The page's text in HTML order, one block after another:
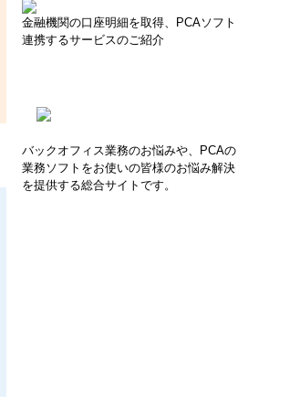
金融機関の口座明細を取得、PCAソフト
連携するサービスのご紹介
バックオフィス業務のお悩みや、PCAの
業務ソフトをお使いの皆様のお悩み解決
を提供する総合サイトです。